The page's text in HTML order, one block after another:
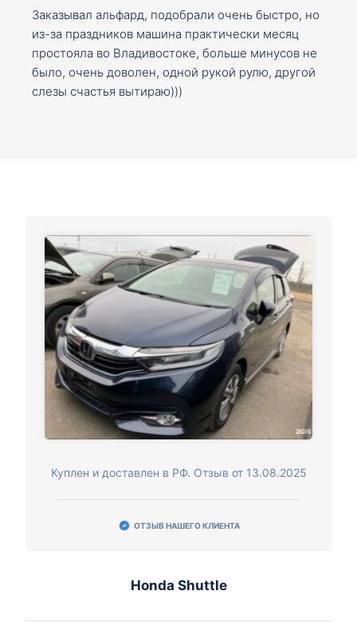
Заказывал альфард, подобрали очень быстро, но
из-за праздников машина практически месяц
простояла во Владивостоке, больше минусов не
было, очень доволен, одной рукой рулю, другой
слезы счастья вытираю)))
Куплен и доставлен в РФ. Отзыв от 13.08.2025
ОТЗЫВ НАШЕГО КЛИЕНТА
Honda Shuttle